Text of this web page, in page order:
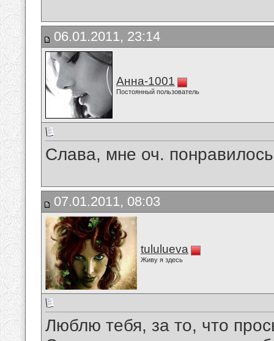
06.01.2011, 23:14
Анна-1001
Постоянный пользователь
Слава, мне оч.
07.01.2011, 08:03
tululueva
Живу я здесь
Люблю тебя, за то, что